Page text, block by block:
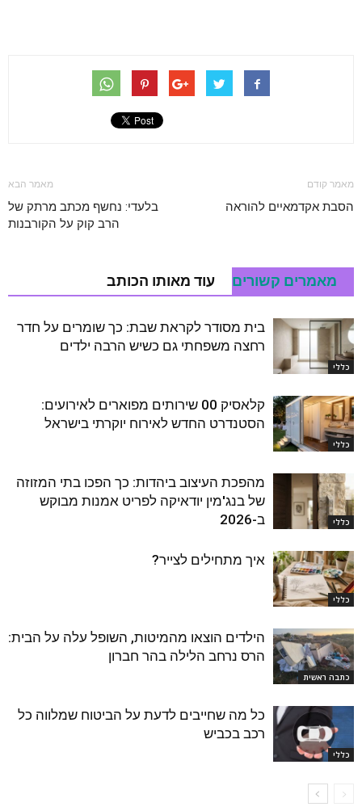
מאמר קודם
הסבת אקדמאיים להוראה
מאמר הבא
בלעדי: נחשף מכתב מרתק של
הרב קוק על הקורבנות
מאמרים קשורים עוד מאותו הכותב
כללי
בית מסודר לקראת שבת: כך שומרים על חדר
רחצה משפחתי גם כשיש הרבה ילדים
כללי
קלאסיק 00 שירותים מפוארים לאירועים:
הסטנדרט החדש לאירוח יוקרתי בישראל
כללי
מהפכת העיצוב ביהדות: כך הפכו בתי המזוזה
של בנג'מין יודאיקה לפריט אמנות מבוקש
ב-2026
כללי
איך מתחילים לצייר?
כתבה ראשית
הילדים הוצאו מהמיטות, השופל עלה על הבית:
הרס נרחב הלילה בהר חברון
כללי
כל מה שחייבים לדעת על הביטוח שמלווה כל
רכב בכביש